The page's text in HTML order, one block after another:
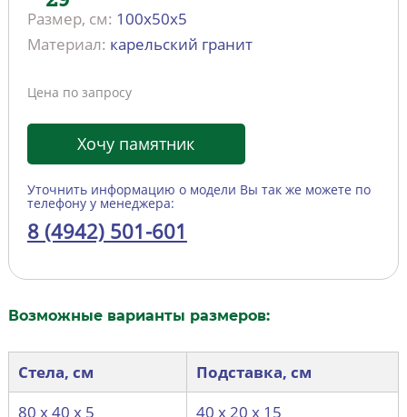
Размер, см: 100х50х5
Материал: карельский гранит
Цена по запросу
Хочу памятник
Уточнить информацию о модели Вы так же можете по
телефону у менеджера:
8 (4942) 501-601
Возможные варианты размеров:
Стела, см
Подставка, см
80 х 40 х 5
40 х 20 х 15